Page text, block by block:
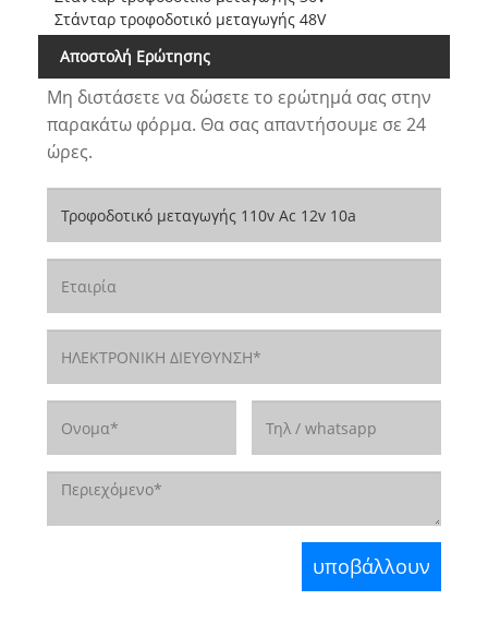
Στάνταρ τροφοδοτικό μεταγωγής 48V
Αποστολή Ερώτησης
Μη διστάσετε να δώσετε το ερώτημά σας στην
παρακάτω φόρμα. Θα σας απαντήσουμε σε 24
ώρες.